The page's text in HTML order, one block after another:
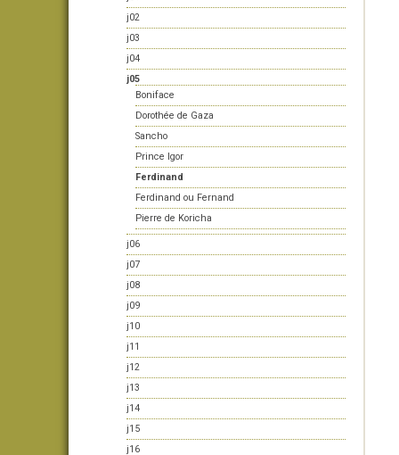
j02
j03
j04
j05
Boniface
Dorothée de Gaza
Sancho
Prince Igor
Ferdinand
Ferdinand ou Fernand
Pierre de Koricha
j06
j07
j08
j09
j10
j11
j12
j13
j14
j15
j16